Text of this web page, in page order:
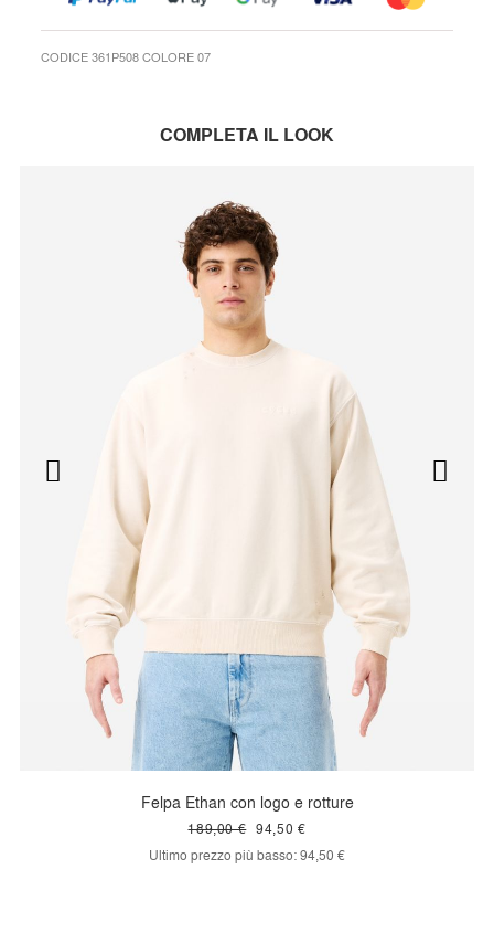
CODICE 361P508 COLORE 07
COMPLETA IL LOOK
Felpa Ethan con logo e rotture
94,50 €
189,00 €
Ultimo prezzo più basso:94,50 €